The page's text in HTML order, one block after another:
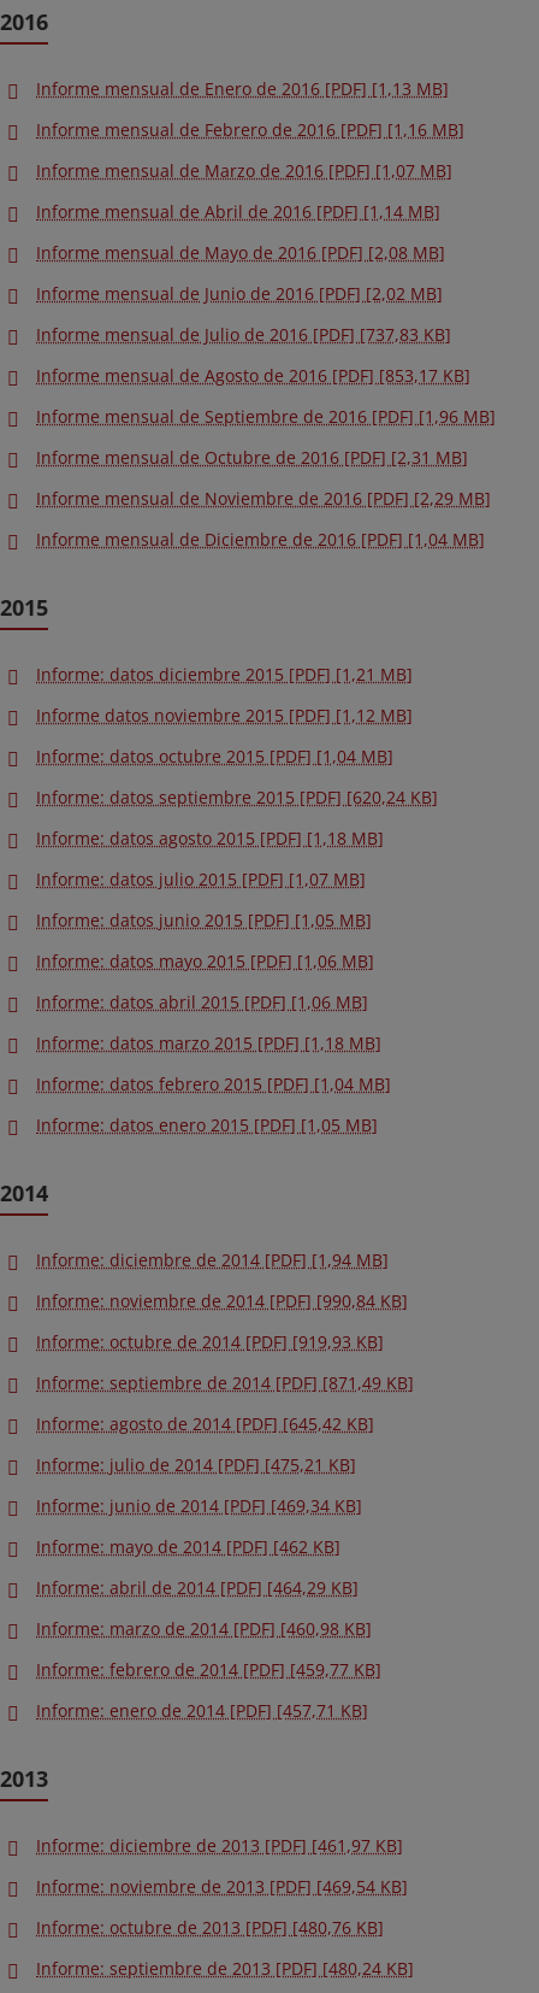
2016
Informe mensual de Enero de 2016 [PDF] [1,13 MB]
Informe mensual de Febrero de 2016 [PDF] [1,16 MB]
Informe mensual de Marzo de 2016 [PDF] [1,07 MB]
Informe mensual de Abril de 2016 [PDF] [1,14 MB]
Informe mensual de Mayo de 2016 [PDF] [2,08 MB]
Informe mensual de Junio de 2016 [PDF] [2,02 MB]
Informe mensual de Julio de 2016 [PDF] [737,83 KB]
Informe mensual de Agosto de 2016 [PDF] [853,17 KB]
Informe mensual de Septiembre de 2016 [PDF] [1,96 MB]
Informe mensual de Octubre de 2016 [PDF] [2,31 MB]
Informe mensual de Noviembre de 2016 [PDF] [2,29 MB]
Informe mensual de Diciembre de 2016 [PDF] [1,04 MB]
2015
Informe: datos diciembre 2015 [PDF] [1,21 MB]
Informe datos noviembre 2015 [PDF] [1,12 MB]
Informe: datos octubre 2015 [PDF] [1,04 MB]
Informe: datos septiembre 2015 [PDF] [620,24 KB]
Informe: datos agosto 2015 [PDF] [1,18 MB]
Informe: datos julio 2015 [PDF] [1,07 MB]
Informe: datos junio 2015 [PDF] [1,05 MB]
Informe: datos mayo 2015 [PDF] [1,06 MB]
Informe: datos abril 2015 [PDF] [1,06 MB]
Informe: datos marzo 2015 [PDF] [1,18 MB]
Informe: datos febrero 2015 [PDF] [1,04 MB]
Informe: datos enero 2015 [PDF] [1,05 MB]
2014
Informe: diciembre de 2014 [PDF] [1,94 MB]
Informe: noviembre de 2014 [PDF] [990,84 KB]
Informe: octubre de 2014 [PDF] [919,93 KB]
Informe: septiembre de 2014 [PDF] [871,49 KB]
Informe: agosto de 2014 [PDF] [645,42 KB]
Informe: julio de 2014 [PDF] [475,21 KB]
Informe: junio de 2014 [PDF] [469,34 KB]
Informe: mayo de 2014 [PDF] [462 KB]
Informe: abril de 2014 [PDF] [464,29 KB]
Informe: marzo de 2014 [PDF] [460,98 KB]
Informe: febrero de 2014 [PDF] [459,77 KB]
Informe: enero de 2014 [PDF] [457,71 KB]
2013
Informe: diciembre de 2013 [PDF] [461,97 KB]
Informe: noviembre de 2013 [PDF] [469,54 KB]
Informe: octubre de 2013 [PDF] [480,76 KB]
Informe: septiembre de 2013 [PDF] [480,24 KB]